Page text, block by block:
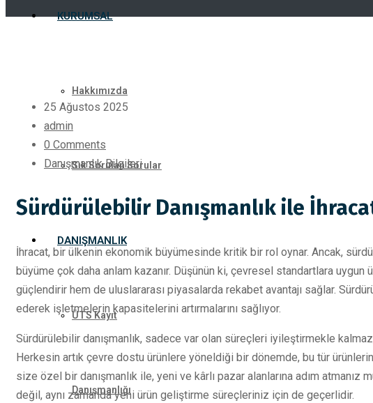
KURUMSAL
Hakkımızda
Sık Sorulan Sorular
DANIŞMANLIK
ÜTS Kayıt
Danışmanlığı
25 Ağustos 2025
admin
0 Comments
Danışmanlık Bilgileri
Sürdürülebilir Danışmanlık ile
İhracat, bir ülkenin ekonomik büyümesinde kritik bir rol oynar. Ancak,
büyüme çok daha anlam kazanır. Düşünün ki, çevresel standartlara uygun
güçlendirir hem de uluslararası piyasalarda rekabet avantajı sağlar.
ederek işletmelerin kapasitelerini artırmalarını sağlıyor.
Sürdürülebilir danışmanlık, sadece var olan süreçleri iyileştirmekle
Herkesin artık çevre dostu ürünlere yöneldiği bir dönemde, bu tür
size özel bir danışmanlık ile, yeni ve kârlı pazar alanlarına adım
değil, aynı zamanda yeni ürün geliştirme süreçleriniz için de geçerlidir.